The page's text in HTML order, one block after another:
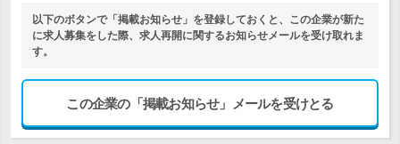
以下のボタンで「掲載お知らせ」を登録しておくと、この企業が新た
に求人募集をした際、求人再開に関するお知らせメールを受け取れま
す。
この企業の「掲載お知らせ」メールを受けとる